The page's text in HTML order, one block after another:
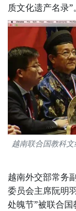
质文化遗产名录”。
越南联合国教科
越南外交部常务
委员会主席阮明
处魄节”被联合